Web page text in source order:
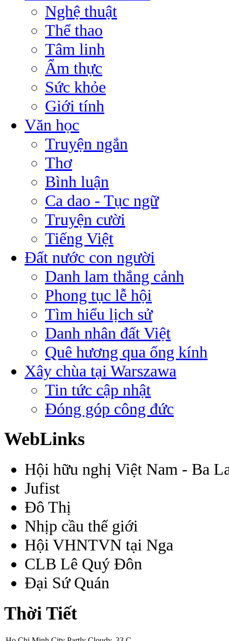
Nghệ thuật
Thể thao
Tâm linh
Ẩm thực
Sức khỏe
Giới tính
Văn học
Truyện ngắn
Thơ
Bình luận
Ca dao - Tục ngữ
Truyện cười
Tiếng Việt
Đất nước con người
Danh lam thắng cảnh
Phong tục lễ hội
Tìm hiểu lịch sử
Danh nhân đất Việt
Quê hương qua ống kính
Xây chùa tại Warszawa
Tin tức cập nhật
Đóng góp công đức
WebLinks
Hội hữu nghị Việt Nam - Ba
Jufist
Đô Thị
Nhịp cầu thế giới
Hội VHNTVN tại Nga
CLB Lê Quý Đôn
Đại Sứ Quán
Thời Tiết